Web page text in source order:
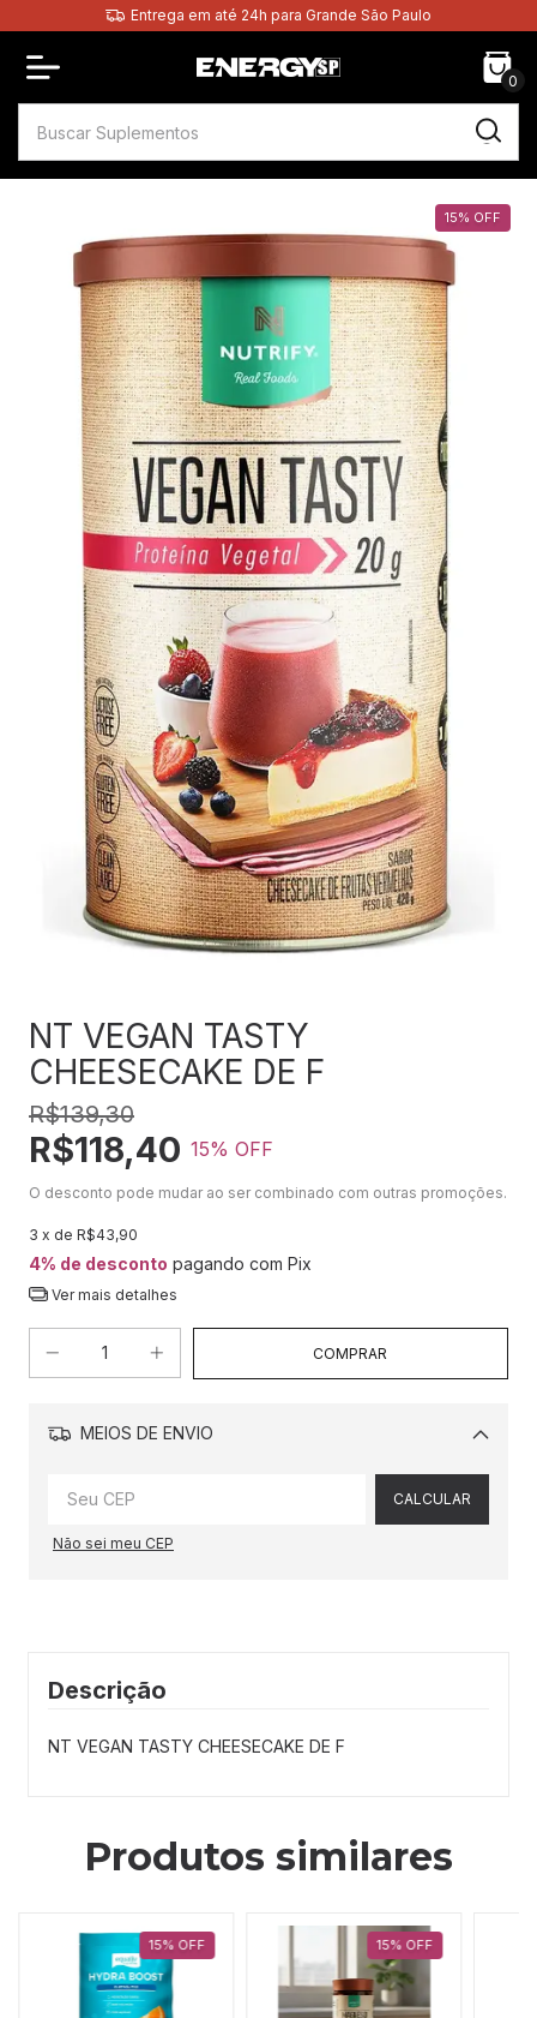
Entrega em até 24h para Grande São Paulo
0
15% OFF
NT VEGAN TASTY
CHEESECAKE DE F
R$139,30
R$118,40 15% OFF
O desconto pode mudar ao ser combinado com outras promoções.
3 x de R$43,90
4% de desconto pagando com Pix
Ver mais detalhes
MEIOS DE ENVIO
Alterar CEP
CALCULAR
Não sei meu CEP
Descrição
NT VEGAN TASTY CHEESECAKE DE F
Produtos similares
15% OFF 15% OFF